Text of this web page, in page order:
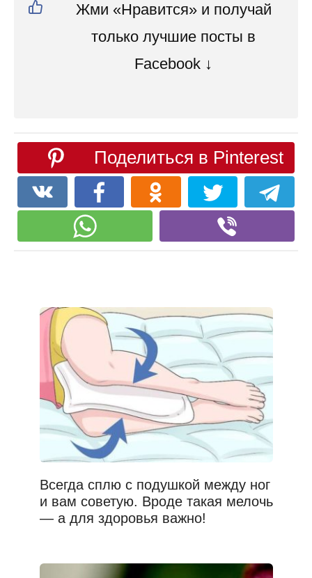
Жми «Нравится» и получай
только лучшие посты в
Facebook ↓
Поделиться в Pinterest
Всегда сплю с подушкой между ног
и вам советую. Вроде такая мелочь
— а для здоровья важно!